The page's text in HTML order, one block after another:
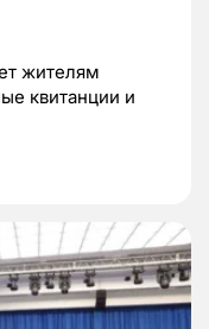
жителям
квитанции и